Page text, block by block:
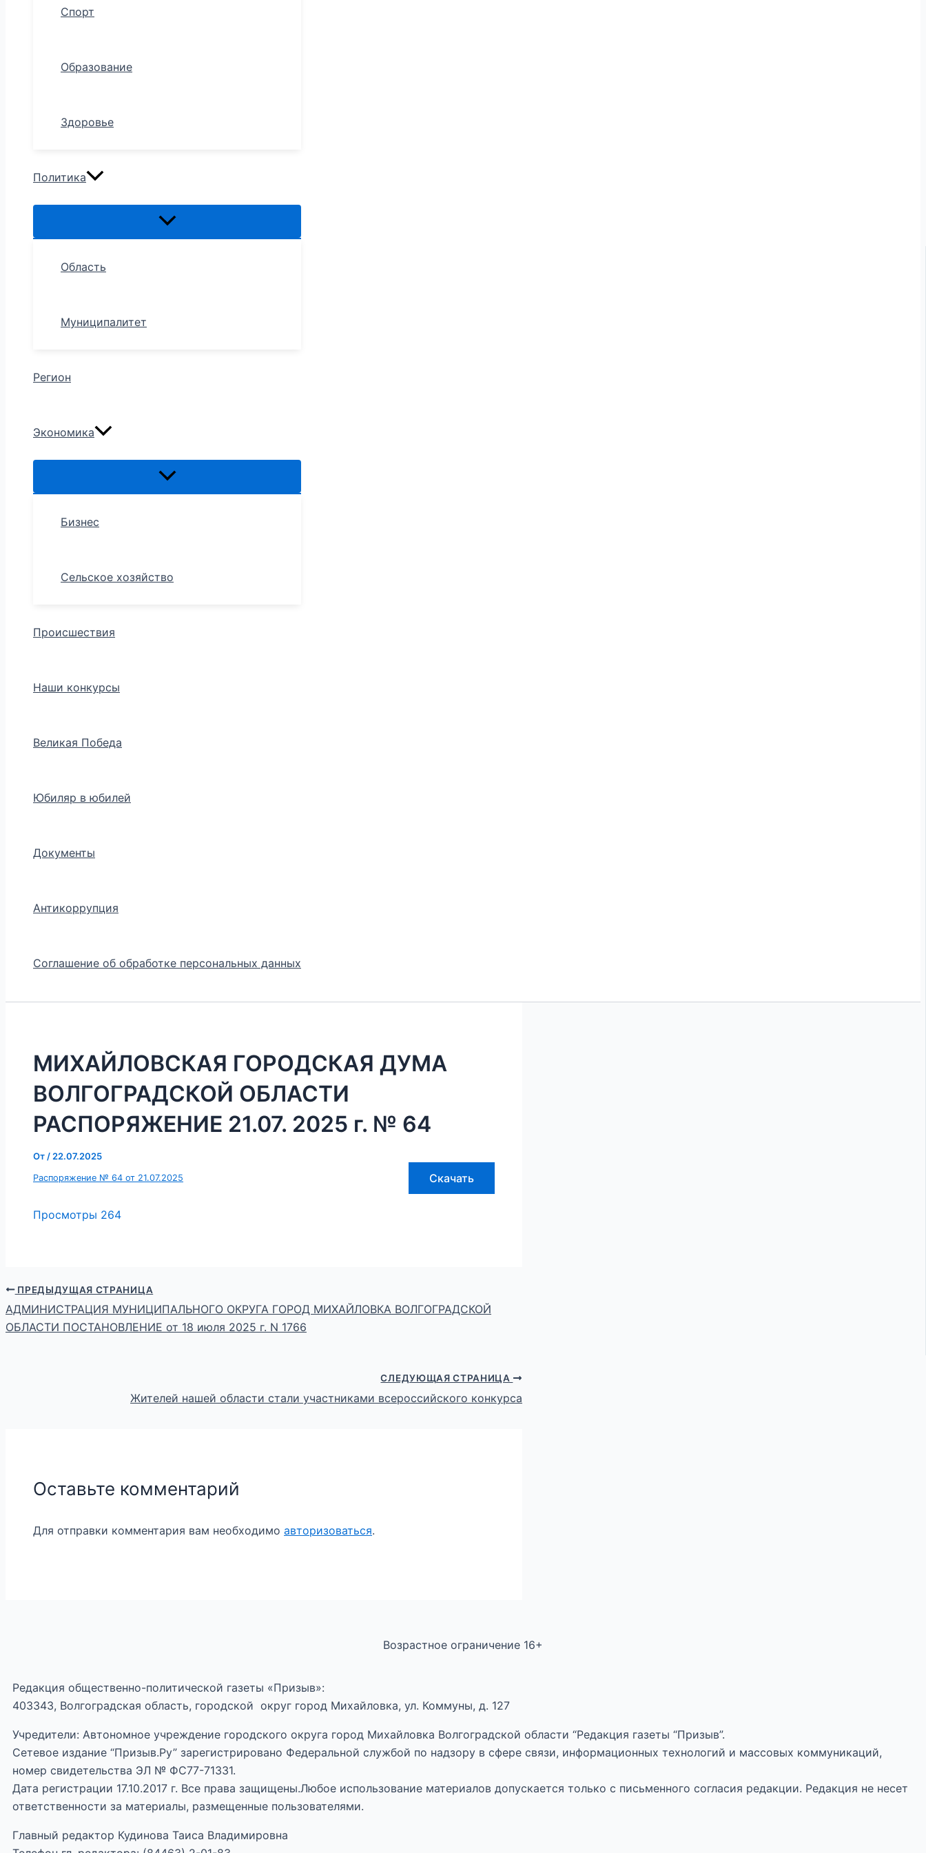
Спорт
Образование
Здоровье
Политика
Область
Муниципалитет
Регион
Экономика
Бизнес
Сельское хозяйство
Происшествия
Наши конкурсы
Великая Победа
Юбиляр в юбилей
Документы
Антикоррупция
Соглашение об обработке персональных данных
МИХАЙЛОВСКАЯ ГОРОДСКАЯ ДУМА
ВОЛГОГРАДСКОЙ ОБЛАСТИ
РАСПОРЯЖЕНИЕ 21.07. 2025 г. № 64
От / 22.07.2025
Распоряжение № 64 от 21.07.2025 Скачать
Просмотры 264
ПРЕДЫДУЩАЯ СТРАНИЦА
АДМИНИСТРАЦИЯ МУНИЦИПАЛЬНОГО ОКРУГА ГОРОД МИХАЙЛОВКА ВОЛГОГРАДСКОЙ
ОБЛАСТИ ПОСТАНОВЛЕНИЕ от 18 июля 2025 г. N 1766
СЛЕДУЮЩАЯ СТРАНИЦА
Жителей нашей области стали участниками всероссийского конкурса
Оставьте комментарий
Для отправки комментария вам необходимо авторизоваться.
Возрастное ограничение 16+
Редакция общественно-политической газеты «Призыв»:
403343, Волгоградская область, городской округ город Михайловка, ул. Коммуны, д. 127
Учредители: Автономное учреждение городского округа город Михайловка Волгоградской области “Редакция газеты “Призыв”.
Сетевое издание “Призыв.Ру” зарегистрировано Федеральной службой по надзору в сфере связи, информационных технологий и массовых коммуникаций,
номер свидетельства ЭЛ № ФС77-71331.
Дата регистрации 17.10.2017 г. Все права защищены.Любое использование материалов допускается только с письменного согласия редакции. Редакция не несет
ответственности за материалы, размещенные пользователями.
Главный редактор Кудинова Таиса Владимировна